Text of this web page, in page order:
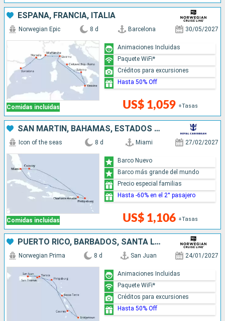
ESPAÑA, FRANCIA, ITALIA
Comidas incluidas
Norwegian Epic 8 d Barcelona 30/05/2027
US$ 1,059 +Tasas
Animaciones Incluidas
Paquete WiFi*
Créditos para excursiones
Hasta 50% Off
SAN MARTÍN, BAHAMAS, ESTADOS UNIDOS
Comidas incluidas
Icon of the seas 8 d Miami 27/02/2027
US$ 1,106 +Tasas
Barco Nuevo
Barco más grande del mundo
Precio especial familias
Hasta -60% en el 2° pasajero
PUERTO RICO, BARBADOS, SANTA LUCIA, SAN MARTÍN
Norwegian Prima 8 d San Juan 24/01/2027
Animaciones Incluidas
Paquete WiFi*
Créditos para excursiones
Hasta 50% Off